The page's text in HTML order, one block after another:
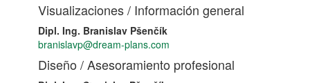
Visualizaciones / Información general
Dipl. Ing. Branislav Pšenčík
branislavp@dream-plans.com
Diseño / Asesoramiento profesional